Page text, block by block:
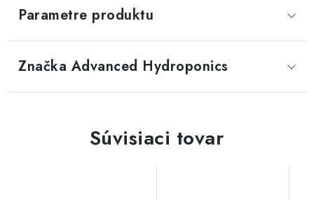
Parametre produktu
Značka Advanced Hydroponics
Súvisiaci tovar